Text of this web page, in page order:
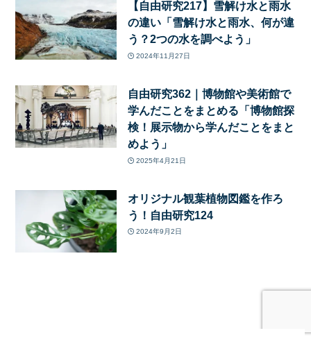
【自由研究217】雪解け水と雨水
の違い「雪解け水と雨水、何が違
う？2つの水を調べよう」
2024年11月27日
自由研究362｜博物館や美術館で
学んだことをまとめる「博物館探
検！展示物から学んだことをまと
めよう」
2025年4月21日
オリジナル観葉植物図鑑を作ろ
う！自由研究124
2024年9月2日